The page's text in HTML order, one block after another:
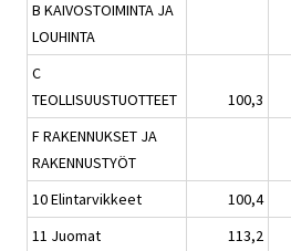
B KAIVOSTOIMINTA JA
LOUHINTA
C
TEOLLISUUSTUOTTEET
100,3
F RAKENNUKSET JA
RAKENNUSTYÖT
10 Elintarvikkeet
100,4
11 Juomat
113,2